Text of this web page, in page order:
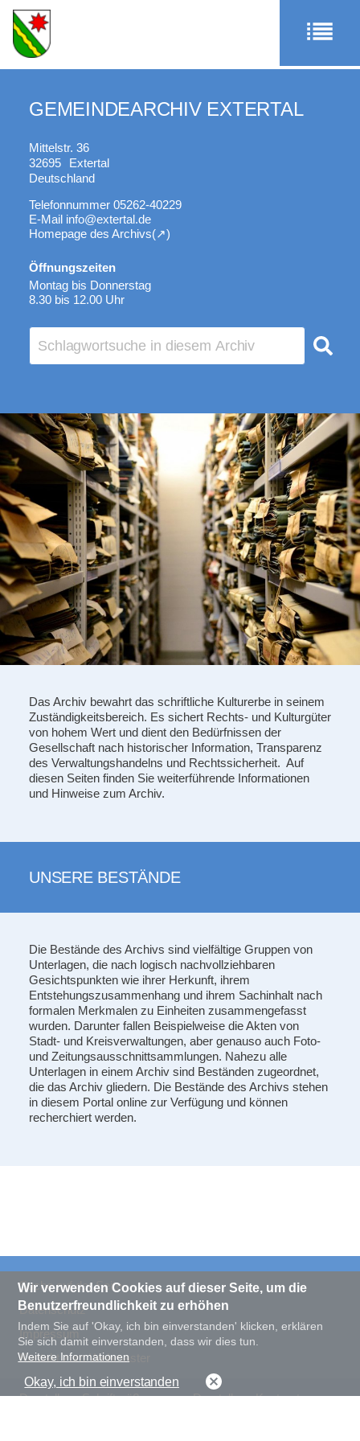
Das Archiv bewahrt das schriftliche Kulturerbe in seinem
Zuständigkeitsbereich. Es sichert Rechts- und Kulturgüter
von hohem Wert und dient den Bedürfnissen der
Gesellschaft nach historischer Information, Transparenz
des Verwaltungshandelns und Rechtssicherheit. Auf
diesen Seiten finden Sie weiterführende Informationen
und Hinweise zum Archiv.
GEMEINDEARCHIV EXTERTAL
Mittelstr. 36
32695
Extertal
Deutschland
Telefonnummer 05262-40229
E-Mail info@extertal.de
Homepage des Archivs
Öffnungszeiten
Montag bis Donnerstag
8.30 bis 12.00 Uhr
UNSERE BESTÄNDE
Die Bestände des Archivs sind vielfältige Gruppen von
Unterlagen, die nach logisch nachvollziehbaren
Gesichtspunkten wie ihrer Herkunft, ihrem
Entstehungszusammenhang und ihrem Sachinhalt nach
formalen Merkmalen zu Einheiten zusammengefasst
wurden. Darunter fallen Beispielweise die Akten von
Stadt- und Kreisverwaltungen, aber genauso auch Foto-
und Zeitungsausschnittsammlungen. Nahezu alle
Unterlagen in einem Archiv sind Beständen zugeordnet,
die das Archiv gliedern. Die Bestände des Archivs stehen
in diesem Portal online zur Verfügung und können
recherchiert werden.
Darstellung Schriftgröße Darstellung Kontrast
Suche auf der Seite
Datenschutz
Impressum
Kontakt zum Webmaster
Wir verwenden Cookies auf dieser Seite, um die
Benutzerfreundlichkeit zu erhöhen
Indem Sie auf 'Okay, ich bin einverstanden' klicken, erklären
Sie sich damit einverstanden, dass wir dies tun.
Weitere Informationen
Okay, ich bin einverstanden